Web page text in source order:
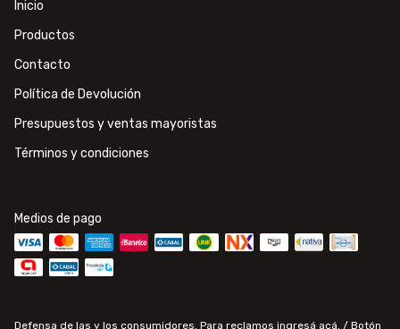
Inicio
Productos
Contacto
Política de Devolución
Presupuestos y ventas mayoristas
Términos y condiciones
Medios de pago
Defensa de las y los consumidores. Para reclamos ingresá acá. / Botón